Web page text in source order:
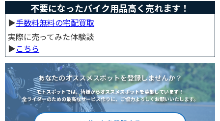
不要になったバイク用品高く売れます！
▶︎手数料無料の宅配買取
実際に売ってみた体験談
▶︎こちら
あなたのオススメスポットを登録しませんか？
モトスポットでは、皆様からオススメスポットを募集しています！
全ライダーのための最高なサービス作りに、ご協力よろしくお願いいたします。